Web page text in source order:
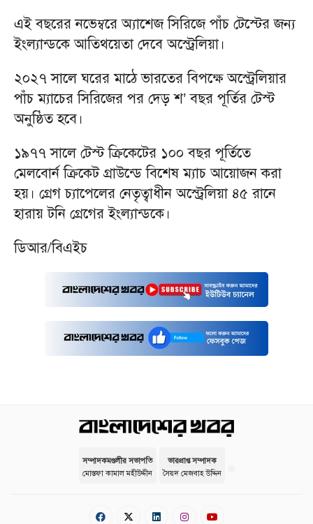
এই বছরের নভেম্বরে অ্যাশেজ সিরিজে পাঁচ টেস্টের জন্য
ইংল্যান্ডকে আতিথয়েতা দেবে অস্ট্রেলিয়া।
২০২৭ সালে ঘরের মাঠে ভারতের বিপক্ষে অস্ট্রেলিয়ার
পাঁচ ম্যাচের সিরিজের পর দেড় শ’ বছর পূর্তির টেস্ট
অনুষ্ঠিত হবে।
১৯৭৭ সালে টেস্ট ক্রিকেটের ১০০ বছর পূর্তিতে
মেলবোর্ন ক্রিকেট গ্রাউন্ডে বিশেষ ম্যাচ আয়োজন করা
হয়। গ্রেগ চ্যাপেলের নেতৃত্বাধীন অস্ট্রেলিয়া ৪৫ রানে
হারায় টনি গ্রেগের ইংল্যান্ডকে।
ডিআর/বিএইচ
সম্পাদকমণ্ডলীর সভাপতি
মোস্তফা কামাল মহীউদ্দীন
ভারপ্রাপ্ত সম্পাদক
সৈয়দ মেজবাহ উদ্দিন